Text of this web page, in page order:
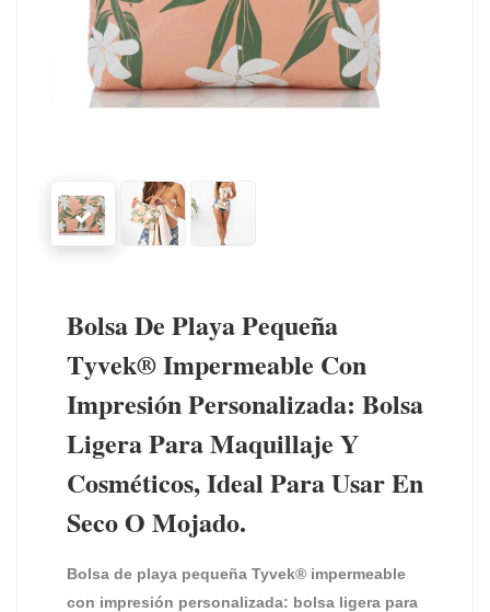
Bolsa De Playa Pequeña
Tyvek® Impermeable Con
Impresión Personalizada: Bolsa
Ligera Para Maquillaje Y
Cosméticos, Ideal Para Usar En
Seco O Mojado.
Bolsa de playa pequeña Tyvek® impermeable
con impresión personalizada: bolsa ligera para